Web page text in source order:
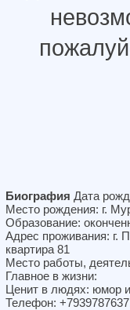
Биография Дата
Место рождения: г.
Образование:
Адрес проживания: г.
квартира 81
Место работы,
Главное в жизни:
Ценит в людях: юмор
Телефон: